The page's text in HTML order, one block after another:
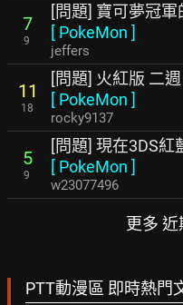
7
9
[問題] 寶可夢冠
[ PokeMon ]
jeffers
11
18
[問題] 火紅版 二
[ PokeMon ]
rocky9137
5
9
[問題] 現在3DS紅
[ PokeMon ]
w23077496
更多 近
PTT動漫區 即時熱門